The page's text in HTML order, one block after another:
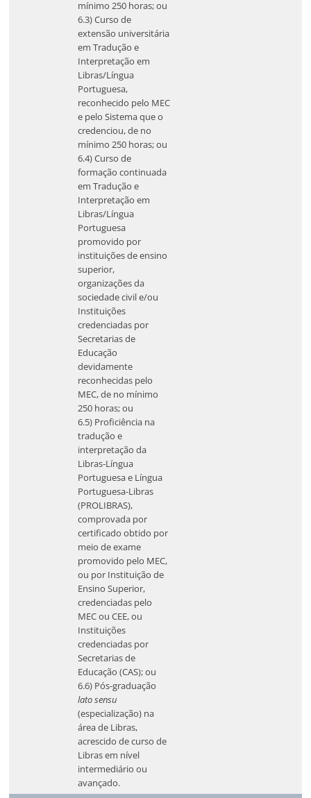
mínimo 250 horas; ou
6.3) Curso de
extensão universitária
em Tradução e
Interpretação em
Libras/Língua
Portuguesa,
reconhecido pelo MEC
e pelo Sistema que o
credenciou, de no
mínimo 250 horas; ou
6.4) Curso de
formação continuada
em Tradução e
Interpretação em
Libras/Língua
Portuguesa
promovido por
instituições de ensino
superior,
organizações da
sociedade civil e/ou
Instituições
credenciadas por
Secretarias de
Educação
devidamente
reconhecidas pelo
MEC, de no mínimo
250 horas; ou
6.5) Proficiência na
tradução e
interpretação da
Libras-Língua
Portuguesa e Língua
Portuguesa-Libras
(PROLIBRAS),
comprovada por
certificado obtido por
meio de exame
promovido pelo MEC,
ou por Instituição de
Ensino Superior,
credenciadas pelo
MEC ou CEE, ou
Instituições
credenciadas por
Secretarias de
Educação (CAS); ou
6.6) Pós-graduação
lato sensu
(especialização) na
área de Libras,
acrescido de curso de
Libras em nível
intermediário ou
avançado.